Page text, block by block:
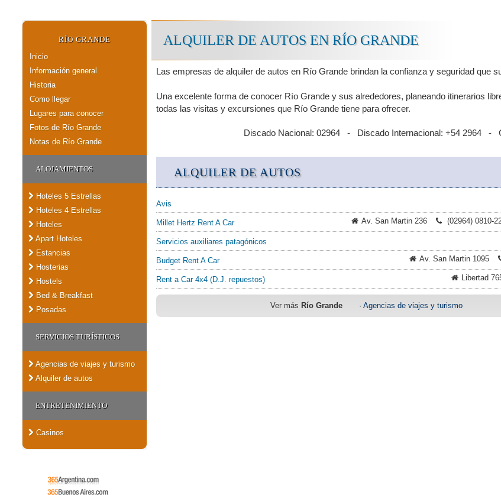
RÍO GRANDE
Inicio
Información general
Historia
Como llegar
Lugares para conocer
Fotos de Río Grande
Notas de Río Grande
ALOJAMIENTOS
Hoteles 5 Estrellas
Hoteles 4 Estrellas
Hoteles
Apart Hoteles
Estancias
Hosterias
Hostels
Bed & Breakfast
Posadas
SERVICIOS TURÍSTICOS
Agencias de viajes y turismo
Alquiler de autos
ENTRETENIMIENTO
Casinos
ALQUILER DE AUTOS EN RÍO GRANDE
Las empresas de alquiler de autos en Río Grande brindan la confianza y seguridad que
Una excelente forma de conocer Río Grande y sus alrededores, planeando itinerarios
todas las visitas y excursiones que Río Grande tiene para ofrecer.
Discado Nacional: 02964 - Discado Internacional: +54 2964 -
ALQUILER DE AUTOS
Avis
Millet Hertz Rent A Car Av. San Martin 236 (02964) 0810-
Servicios auxiliares patagónicos
Budget Rent A Car Av. San Martin 1095
Rent a Car 4x4 (D.J. repuestos) Libertad
Ver más Río Grande· Agencias de viajes y turismo